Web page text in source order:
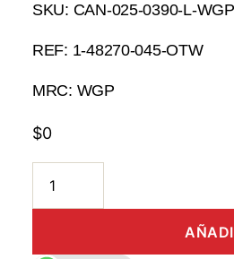
SKU: CAN-025-0390-L-WGP
REF: 1-48270-045-OTW
MRC: WGP
$0